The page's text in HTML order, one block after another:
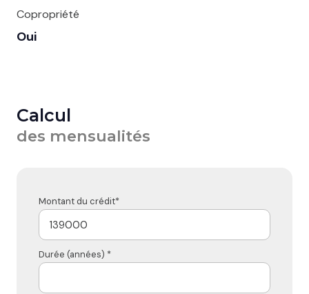
Copropriété
Oui
Calcul
des mensualités
Montant du crédit*
Durée (années) *